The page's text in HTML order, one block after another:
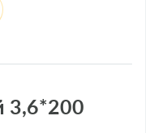
3,6*200